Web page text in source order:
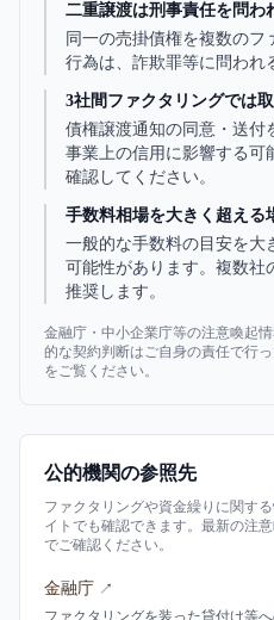
二重譲渡は刑事責任を問わ
同一の売掛債権を複数のフ
行為は、詐欺罪等に問われ
3社間ファクタリングでは
債権譲渡通知の同意・送付
事業上の信用に影響する可
確認してください。
手数料相場を大きく超える
一般的な手数料の目安を大
可能性があります。複数社
推奨します。
金融庁・中小企業庁等の注意喚起
的な契約判断はご自身の責任で行
をご覧ください。
公的機関の参照先
ファクタリングや資金繰りに関す
イトでも確認できます。最新の注
でご確認ください。
金融庁 ↗
ファクタリングを装った貸付け等